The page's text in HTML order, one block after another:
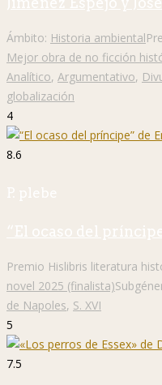
Ámbito: Historia ambiental
Mejor obra de no ficción
Analítico, Argumentativo,
globalización
4
8.6
P. plebe
“El ocaso del
Premio Hislibris literatura
novel 2025 (finalista)
de Napoles, S. XVI
5
7.5